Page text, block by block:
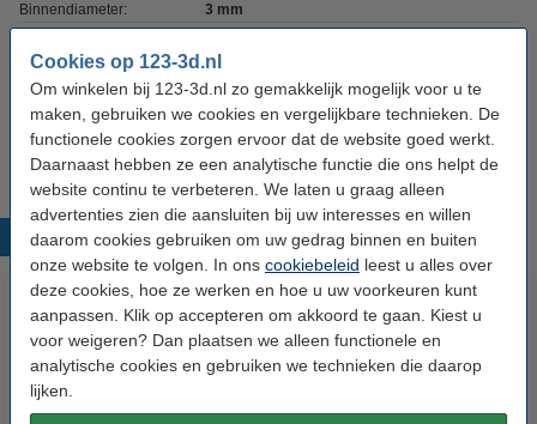
Cookies op 123-3d.nl
Om winkelen bij 123-3d.nl zo gemakkelijk mogelijk voor u te
maken, gebruiken we cookies en vergelijkbare technieken. De
functionele cookies zorgen ervoor dat de website goed werkt.
Daarnaast hebben ze een analytische functie die ons helpt de
website continu te verbeteren. We laten u graag alleen
advertenties zien die aansluiten bij uw interesses en willen
daarom cookies gebruiken om uw gedrag binnen en buiten
onze website te volgen. In ons cookiebeleid leest u alles over
deze cookies, hoe ze werken en hoe u uw voorkeuren kunt
aanpassen. Klik op accepteren om akkoord te gaan. Kiest u
voor weigeren? Dan plaatsen we alleen functionele en
analytische cookies en gebruiken we technieken die daarop
lijken.
Binnendiameter: 3 mm
Dikte: 0,5 mm
Ons Artikelnr:
Populaire producten